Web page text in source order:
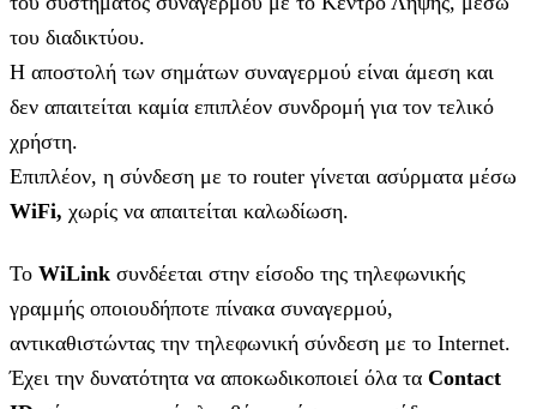
του διαδικτύου.
H αποστολή των σημάτων συναγερμού είναι άμεση και
δεν απαιτείται καμία επιπλέον συνδρομή για τον τελικό
χρήστη.
Επιπλέον, η σύνδεση με το router γίνεται ασύρματα μέσω
WiFi, χωρίς να απαιτείται καλωδίωση.
Το WiLink συνδέεται στην είσοδο της τηλεφωνικής
γραμμής οποιουδήποτε πίνακα συναγερμού,
αντικαθιστώντας την τηλεφωνική σύνδεση με το Internet.
Έχει την δυνατότητα να αποκωδικοποιεί όλα τα Contact